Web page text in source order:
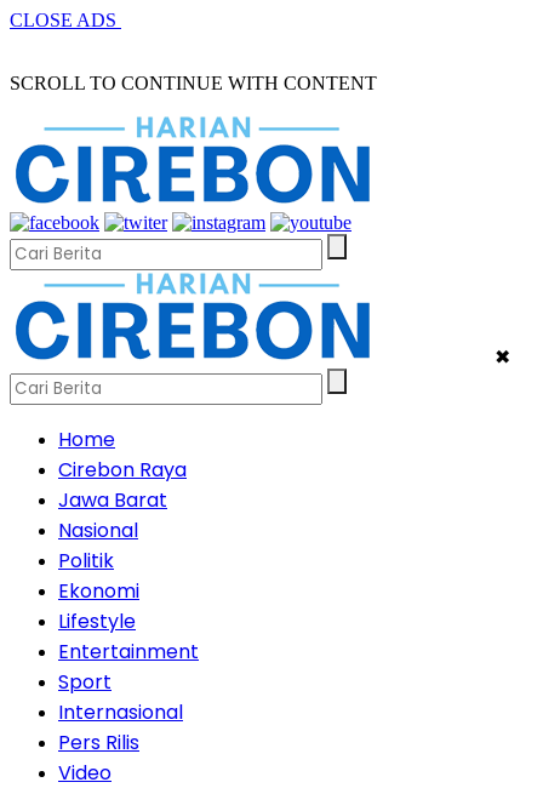
CLOSE ADS
SCROLL TO CONTINUE WITH CONTENT
✖
Home
Cirebon Raya
Jawa Barat
Nasional
Politik
Ekonomi
Lifestyle
Entertainment
Sport
Internasional
Pers Rilis
Video